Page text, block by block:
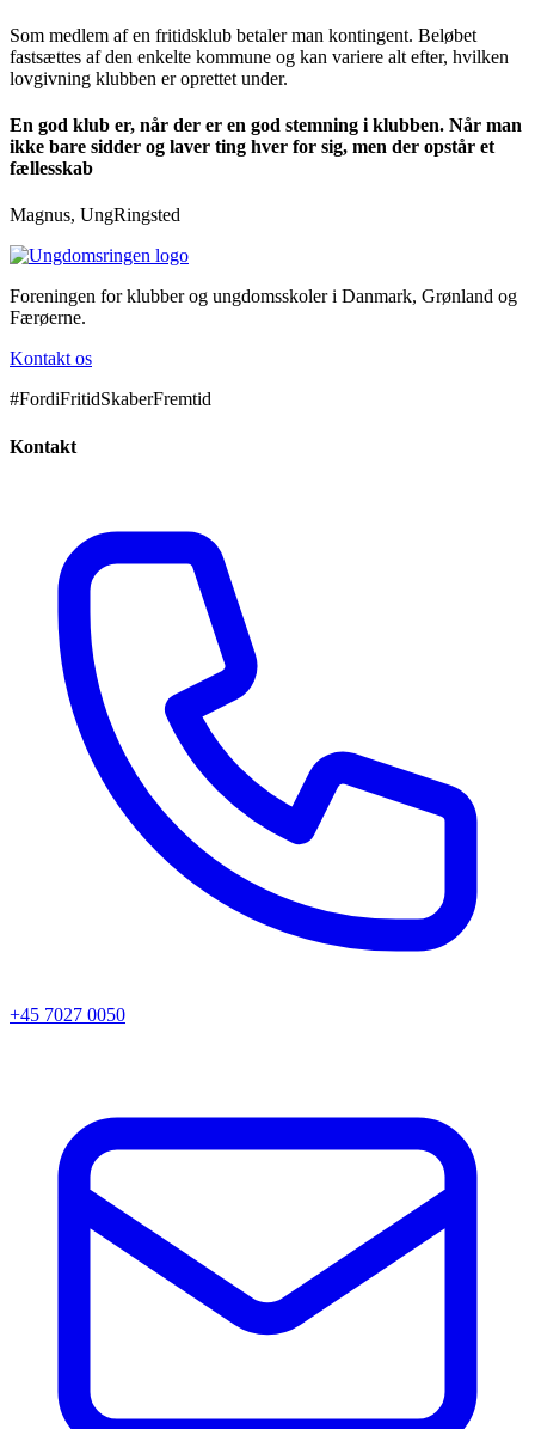
Som medlem af en fritidsklub betaler man kontingent. Beløbet
fastsættes af den enkelte kommune og kan variere alt efter, hvilken
lovgivning klubben er oprettet under.
En god klub er, når der er en god stemning i klubben. Når man
ikke bare sidder og laver ting hver for sig, men der opstår et
fællesskab
Magnus, UngRingsted
Foreningen for klubber og ungdomsskoler i Danmark, Grønland og
Færøerne.
Kontakt os
#FordiFritidSkaberFremtid
Kontakt
+45 7027 0050